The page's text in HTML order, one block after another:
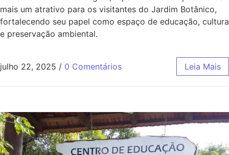
mais um atrativo para os visitantes do Jardim Botânico,
fortalecendo seu papel como espaço de educação, cultura
e preservação ambiental.
julho 22, 2025 / 0 Comentários Leia Mais